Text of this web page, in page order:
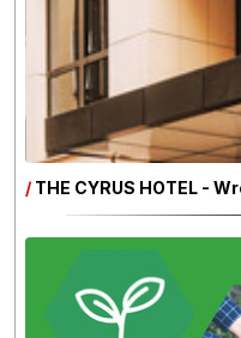
/ THE CYRUS HOTEL -